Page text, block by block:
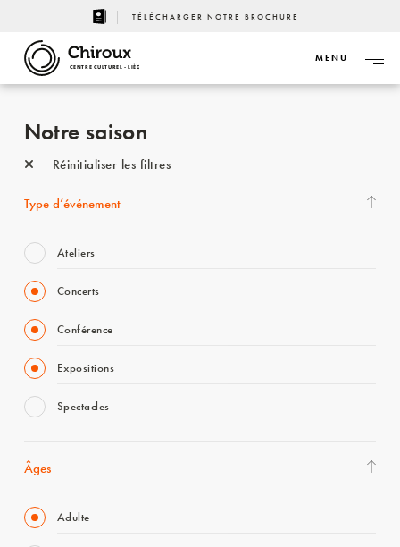
TÉLÉCHARGER NOTRE BROCHURE
CENTRE CULTUREL - LIÈGE
MENU
Notre saison
Réinitialiser les filtres
Type d’événement
Ateliers
Concerts
Conférence
Expositions
Spectacles
Âges
Adulte